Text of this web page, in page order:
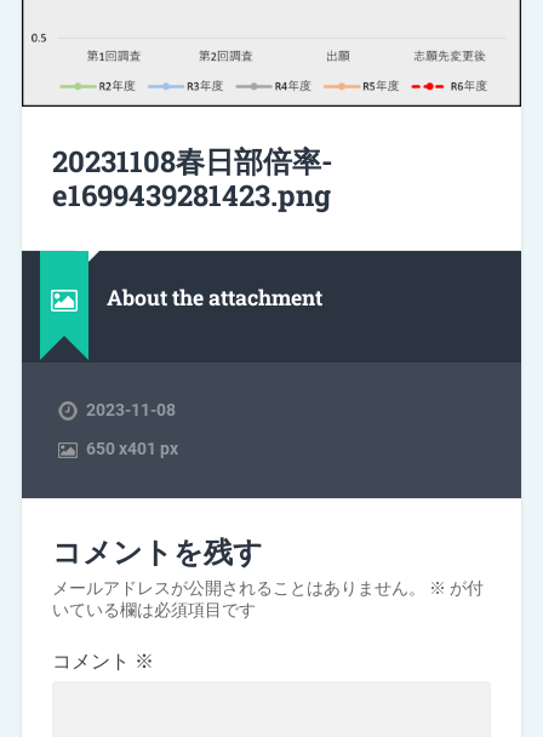
20231108春日部倍率-
e1699439281423.png
About the attachment
2023-11-08
650x401 px
コメントを残す
メールアドレスが公開されることはありません。 ※ が付
いている欄は必須項目です
コメント ※